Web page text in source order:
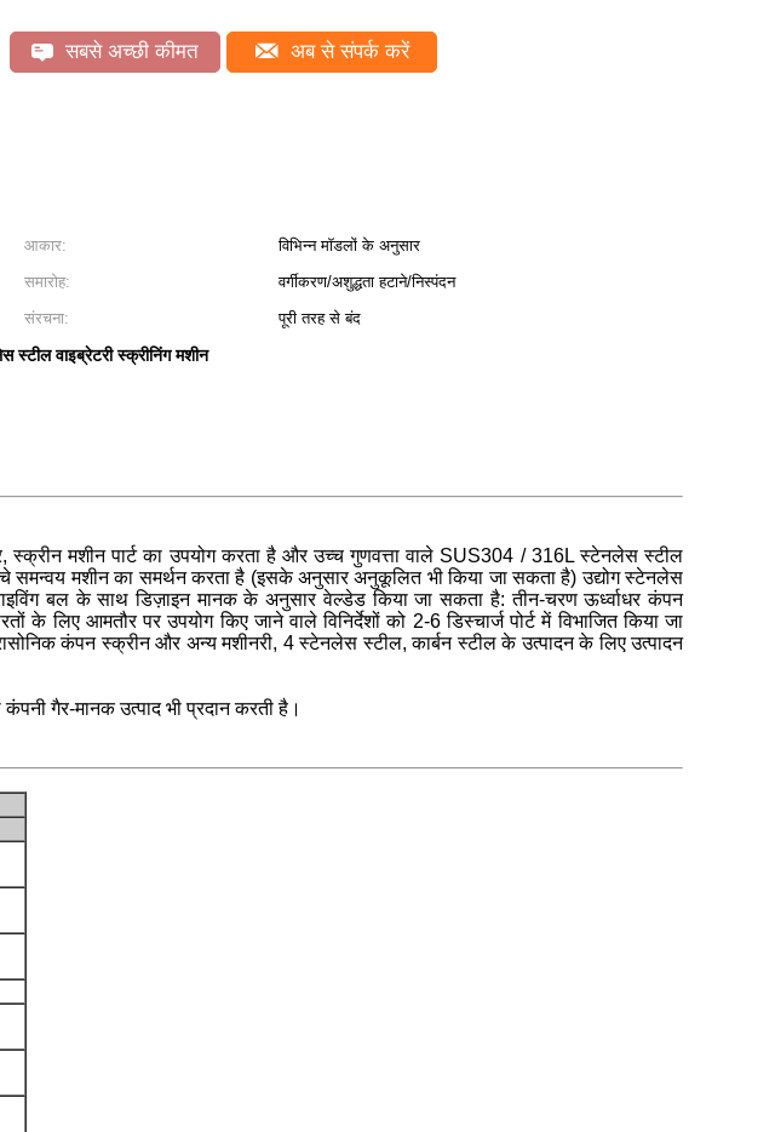
सबसे अच्छी कीमत अब से संपर्क करें
आकार:
विभिन्न मॉडलों के अनुसार
समारोह:
वर्गीकरण/अशुद्धता हटाने/निस्पंदन
संरचना:
पूरी तरह से बंद
स्टील वाइब्रेटरी स्क्रीनिंग मशीन
मशीन पार्ट का उपयोग करता है और उच्च गुणवत्ता वाले SUS304 / 316L स्टेनलेस स्टील
समन्वय मशीन का समर्थन करता है (इसके अनुसार अनुकूलित भी किया जा सकता है) उद्योग स्टेनलेस
बल के साथ डिज़ाइन मानक के अनुसार वेल्डेड किया जा सकता है: तीन-चरण ऊर्ध्वाधर कंपन
आमतौर पर उपयोग किए जाने वाले विनिर्देशों को 2-6 डिस्चार्ज पोर्ट में विभाजित किया जा
कंपन स्क्रीन और अन्य मशीनरी, 4 स्टेनलेस स्टील, कार्बन स्टील के उत्पादन के लिए उत्पादन
कंपनी गैर-मानक उत्पाद भी प्रदान करती है।